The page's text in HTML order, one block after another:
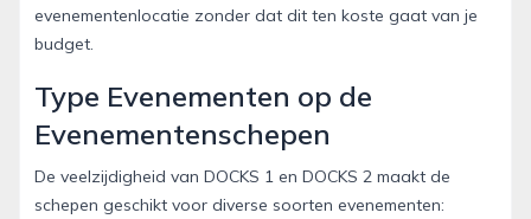
evenementenlocatie zonder dat dit ten koste gaat van je
budget.
Type Evenementen op de
Evenementenschepen
De veelzijdigheid van DOCKS 1 en DOCKS 2 maakt de
schepen geschikt voor diverse soorten evenementen: